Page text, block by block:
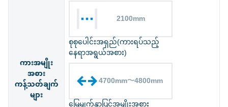
ကားအမျိုး
အစား
ကန့်သတ်ချက်
များ
2100mm
စုစုပေါင်းအရှည်(ကားရပ်သည့်
နေရာအရွယ်အစား)
4700mm〜4800mm